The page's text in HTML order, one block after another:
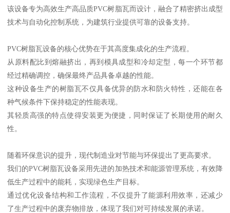
该设备专为高效生产高品质PVC树脂瓦而设计，融合了精密挤出成型
技术与自动化控制系统，为建筑行业提供可靠的设备支持。
PVC树脂瓦设备的核心优势在于其高度集成化的生产流程。
从原料配比到熔融挤出，再到模具成型和冷却定型，每一个环节都
经过精确调控，确保最终产品具备卓越的性能。
这种设备生产的树脂瓦不仅具备优异的防水和防火特性，还能在各
种气候条件下保持稳定的性能表现。
其轻质高强的特点使得安装更为便捷，同时保证了长期使用的耐久
性。
随着环保意识的提升，现代制造业对节能与环保提出了更高要求。
我们的PVC树脂瓦设备采用先进的加热技术和能源管理系统，有效降
低生产过程中的能耗，实现绿色生产目标。
通过优化设备结构和工作流程，不仅提升了能源利用效率，还减少
了生产过程中的废弃物排放，体现了我们对可持续发展的承诺。